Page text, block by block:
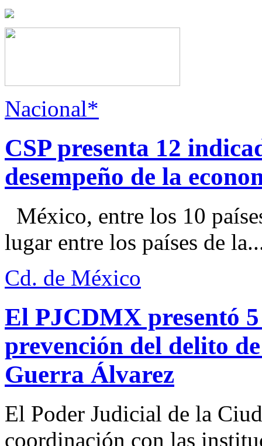
Nacional*
CSP presenta 12
desempeño de la
México, entre los 10
lugar entre los países de
Cd. de México
El PJCDMX presentó
prevención del delito
Guerra Álvarez
El Poder Judicial de la
coordinación con las